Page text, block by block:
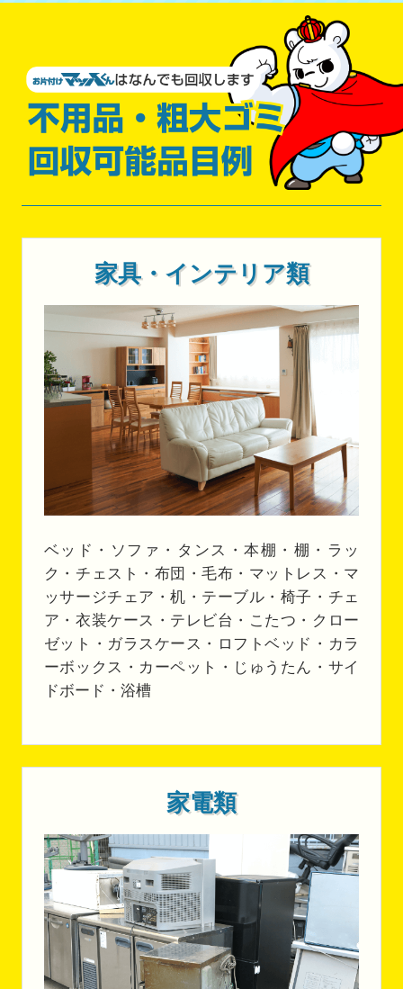
家具・インテリア類
ベッド・ソファ・タンス・本棚・棚・ラッ
ク・チェスト・布団・毛布・マットレス・マ
ッサージチェア・机・テーブル・椅子・チェ
ア・衣装ケース・テレビ台・こたつ・クロー
ゼット・ガラスケース・ロフトベッド・カラ
ーボックス・カーペット・じゅうたん・サイ
ドボード・浴槽
家電類